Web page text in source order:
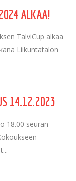
ALKAA!
TalviCup alkaa
Liikuntatalon
14.12.2023
18.00 seuran